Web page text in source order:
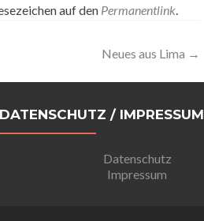
auf den Permanentlink.
Neues aus Lima →
DATENSCHUTZ / IMPRESSUM
Datenschutz
Impressum